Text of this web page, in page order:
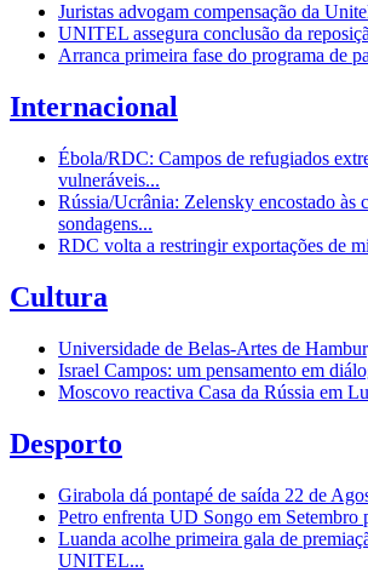
Juristas advogam compensação da
UNITEL assegura conclusão da
Arranca primeira fase do programa de
Internacional
Ébola/RDC: Campos de refugiados
vulneráveis...
Rússia/Ucrânia: Zelensky encostado às
sondagens...
RDC volta a restringir exportações de
Cultura
Universidade de Belas-Artes de
Israel Campos: um pensamento em
Moscovo reactiva Casa da Rússia em
Desporto
Girabola dá pontapé de saída 22 de
Petro enfrenta UD Songo em Setembro
Luanda acolhe primeira gala de
UNITEL...